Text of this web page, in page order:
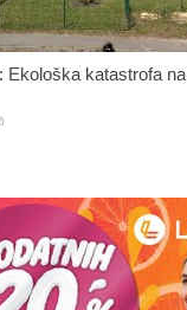
Ekološka katastrofa